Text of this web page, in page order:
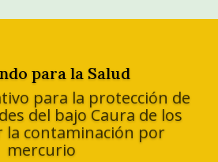
para la Salud
para la protección de
del bajo Caura de los
la contaminación por
mercurio